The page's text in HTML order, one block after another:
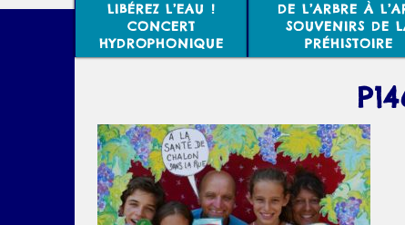
LIBÉREZ L’EAU !
CONCERT
HYDROPHONIQUE
DE L’ARBRE À
SOUVENIRS DE
PRÉHISTOIRE